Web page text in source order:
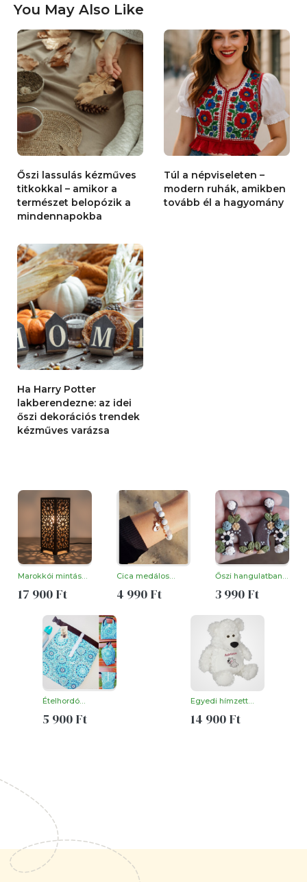
You May Also Like
Őszi lassulás kézműves
titkokkal – amikor a
természet belopózik a
mindennapokba
Túl a népviseleten –
modern ruhák, amikben
tovább él a hagyomány
Ha Harry Potter
lakberendezne: az idei
őszi dekorációs trendek
kézműves varázsa